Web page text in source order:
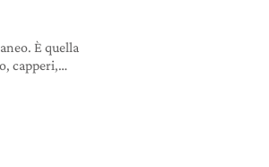
È quella
capperi,